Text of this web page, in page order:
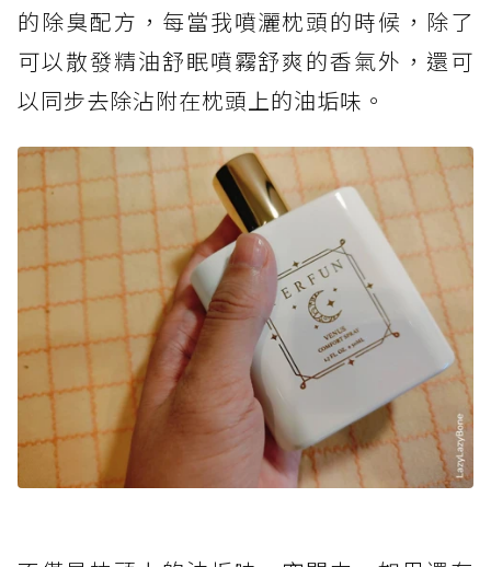
的除臭配方，每當我噴灑枕頭的時候，除了
可以散發精油舒眠噴霧舒爽的香氣外，還可
以同步去除沾附在枕頭上的油垢味。